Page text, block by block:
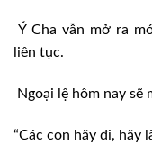
Ý Cha vẫn mở ra
liên tục.
Ngoại lệ hôm nay sẽ
“Các con hãy đi, hãy